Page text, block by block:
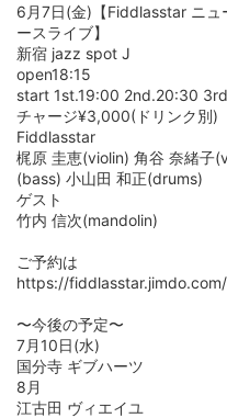
6月7日(金)【Fiddlasstar ニュ
ースライブ】
新宿 jazz spot J
open18:15
start 1st.19:00 2nd.20:30
チャージ¥3,000(ドリンク別)
Fiddlasstar
梶原 圭恵(violin) 角谷 奈緒子
(bass) 小山田 和正(drums)
ゲスト
竹内 信次(mandolin)
ご予約は
https://
〜今後の予定〜
7月10日(水)
国分寺 ギブハーツ
8月
江古田 ヴィエイユ